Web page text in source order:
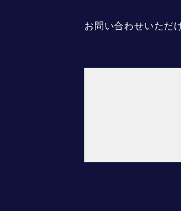
お問い合わせいただ